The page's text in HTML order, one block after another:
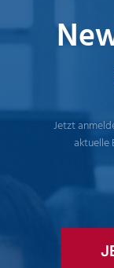
Jetzt
aktuelle